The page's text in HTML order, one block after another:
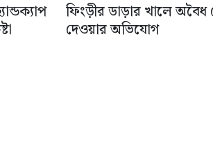
ফিংড়ীর ডাড়ার খালে অবৈধ
দেওয়ার অভিযোগ